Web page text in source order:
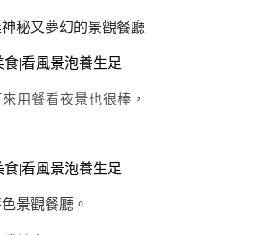
秘又夢幻的景觀餐廳
用餐看夜景也很棒，
景觀餐廳。